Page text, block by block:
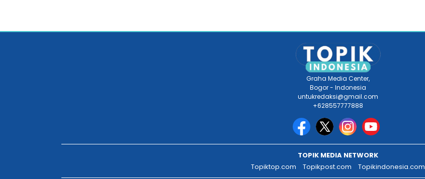
Graha Media Center,
Bogor - Indonesia
untukredaksi@gmail.com
+628557777888
TOPIK MEDIA NETWORK
Topiktop.com
Topikpost.com Topikindonesia.com